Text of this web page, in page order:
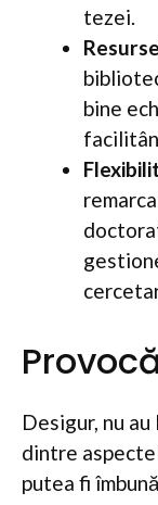
tezei.
bine
Desigur, nu
dintre
putea fi